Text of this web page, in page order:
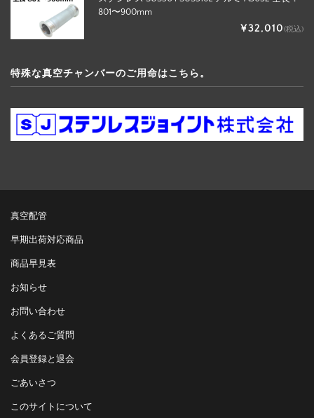
801〜900mm
¥32,010(税込)
特殊な真空チャンバーのご用命はこちら。
真空配管
早期出荷対応商品
商品早見表
お知らせ
お問い合わせ
よくあるご質問
会員登録と退会
ごあいさつ
このサイトについて